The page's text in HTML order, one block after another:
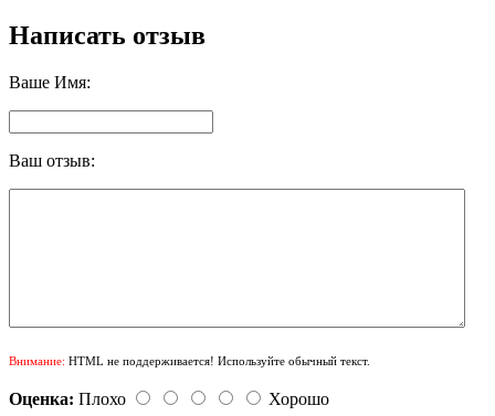
Написать отзыв
Ваше Имя:
Ваш отзыв:
Внимание: HTML не поддерживается! Используйте обычный текст.
Оценка: Плохо
Хорошо